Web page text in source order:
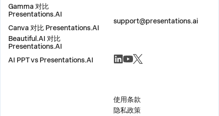
Gamma 对比
Presentations.AI
Canva 对比 Presentations.AI
Beautiful.AI 对比
Presentations.AI
AI PPT vs Presentations.AI
support@presentations.ai
使用条款
隐私政策